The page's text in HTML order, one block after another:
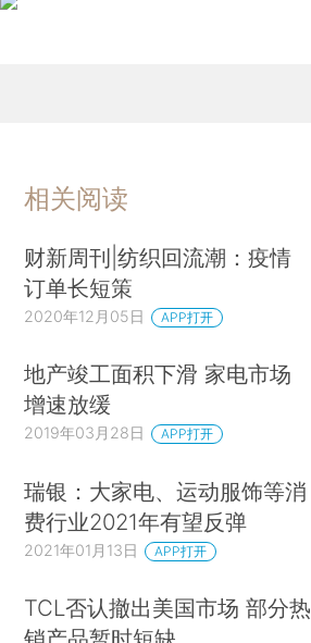
相关阅读
财新周刊|纺织回流潮：疫情
订单长短策
2020年12月05日 APP打开
地产竣工面积下滑 家电市场
增速放缓
2019年03月28日 APP打开
瑞银：大家电、运动服饰等消
费行业2021年有望反弹
2021年01月13日 APP打开
TCL否认撤出美国市场 部分热